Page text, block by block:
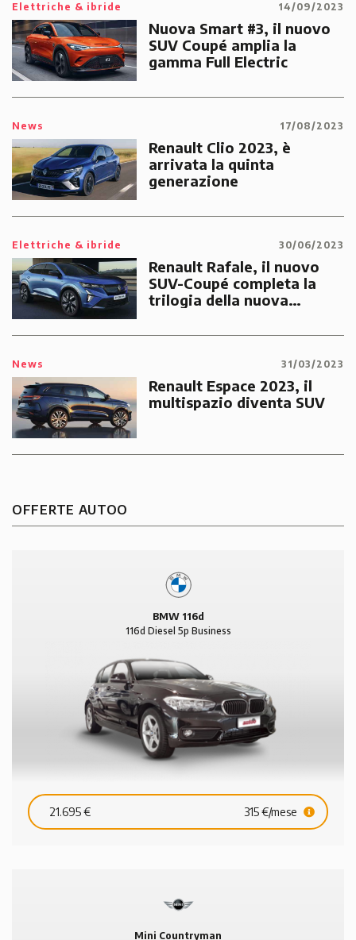
Elettriche & ibride 14/09/2023
Nuova Smart #3, il nuovo
SUV Coupé amplia la
gamma Full Electric
News 17/08/2023
Renault Clio 2023, è
arrivata la quinta
generazione
Elettriche & ibride 30/06/2023
Renault Rafale, il nuovo
SUV-Coupé completa la
trilogia della nuova
Régie
News 31/03/2023
Renault Espace 2023, il
multispazio diventa SUV
OFFERTE AUTOO
BMW 116d
116d Diesel 5p Business
21.695 € 315 €/mese
Mini Countryman